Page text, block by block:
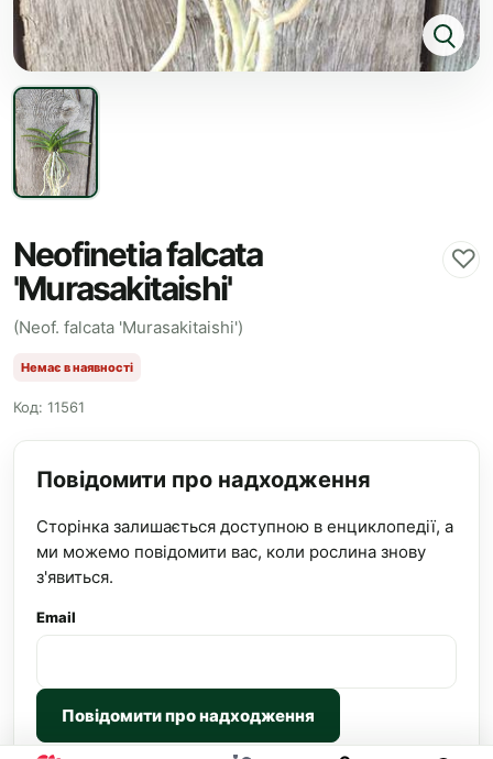
Neofinetia falcata
'Murasakitaishi'
♡
(Neof. falcata 'Murasakitaishi')
Немає в наявності
Код: 11561
Повідомити про надходження
Сторінка залишається доступною в енциклопедії, а
ми можемо повідомити вас, коли рослина знову
з'явиться.
Email
Повідомити про надходження